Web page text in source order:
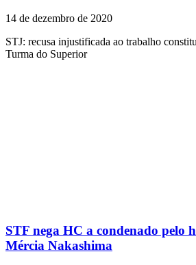
14 de dezembro de 2020
STJ: recusa injustificada ao trabalho
Turma do Superior
STF nega HC a condenado pelo
Mércia Nakashima